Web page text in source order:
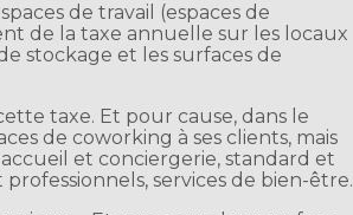
de travail (espaces de
de la taxe annuelle sur les locaux
stockage et les surfaces de
taxe. Et pour cause, dans le
de coworking à ses clients, mais
et conciergerie, standard et
services de bien-être.